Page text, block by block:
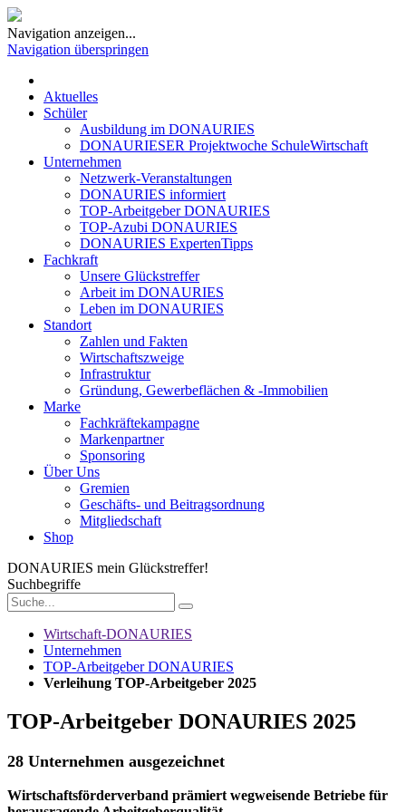
Navigation anzeigen...
Navigation überspringen
Aktuelles
Schüler
Ausbildung im DONAURIES
DONAURIESER Projektwoche SchuleWirtschaft
Unternehmen
Netzwerk-Veranstaltungen
DONAURIES informiert
TOP-Arbeitgeber DONAURIES
TOP-Azubi DONAURIES
DONAURIES ExpertenTipps
Fachkraft
Unsere Glückstreffer
Arbeit im DONAURIES
Leben im DONAURIES
Standort
Zahlen und Fakten
Wirtschaftszweige
Infrastruktur
Gründung, Gewerbeflächen & -Immobilien
Marke
Fachkräftekampagne
Markenpartner
Sponsoring
Über Uns
Gremien
Geschäfts- und Beitragsordnung
Mitgliedschaft
Shop
DONAURIES mein Glückstreffer!
Suchbegriffe
Wirtschaft-DONAURIES
Unternehmen
TOP-Arbeitgeber DONAURIES
Verleihung TOP-Arbeitgeber 2025
TOP-Arbeitgeber DONAURIES 2025
28 Unternehmen ausgezeichnet
Wirtschaftsförderverband prämiert wegweisende Betriebe für